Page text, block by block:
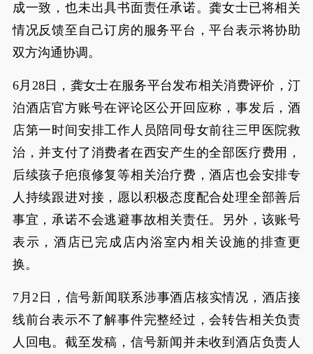
成一致，也未出具书面责任承诺。龚女士已将相关
情况反馈至自己订房的服务平台，平台表示将协助
双方沟通协调。
6月28日，龚女士在服务平台发布相关消费评价，汀
泊酒店官方账号在评论区公开回应称，事发后，酒
店第一时间安排工作人员陪同母女前往三甲医院救
治，并支付了消费者在西安产生的全部医疗费用，
后续孩子疤痕修复等相关治疗费，酒店也会安排专
人持续跟进对接，愿以积极态度配合处理全部善后
事宜，承诺不会逃避事故相关责任。另外，该账号
表示，酒店已完成店内浴室内相关设施的排查更
换。
7月2日，信号新闻联系涉事酒店核实情况，酒店接
线前台表示不了解事件完整经过，会转告相关负责
人回电。截至发稿，信号新闻并未收到酒店负责人